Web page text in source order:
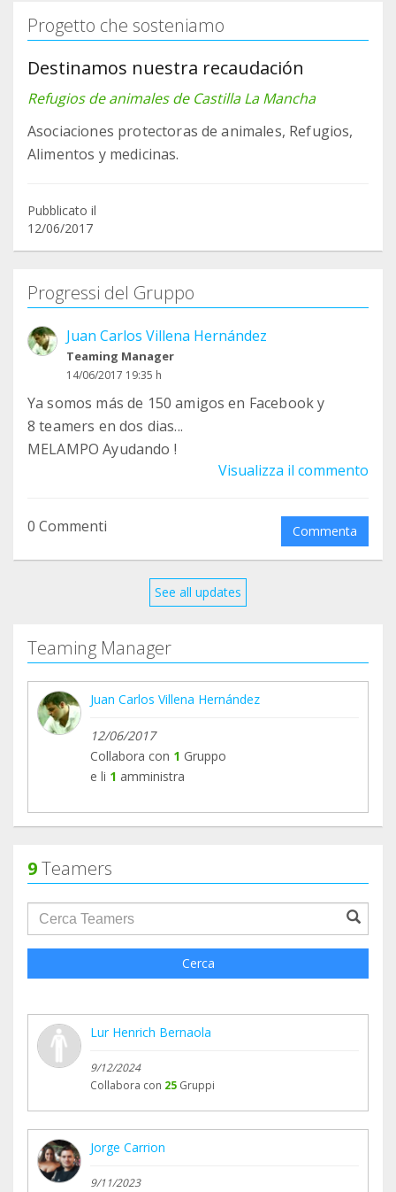
Progetto che sosteniamo
Destinamos nuestra recaudación
Refugios de animales de Castilla La Mancha
Asociaciones protectoras de animales, Refugios,
Alimentos y medicinas.
Pubblicato il
12/06/2017
Progressi del Gruppo
Juan Carlos Villena Hernández
Teaming Manager
14/06/2017 19:35 h
Ya somos más de 150 amigos en Facebook y
8 teamers en dos dias...
MELAMPO Ayudando !
Visualizza il commento
0 Commenti Commenta
See all updates
Teaming Manager
Juan Carlos Villena Hernández
12/06/2017
Collabora con 1 Gruppo
e li 1 amministra
9Teamers
groupProfile.searchForm.search.text???
Cerca
Lur Henrich Bernaola
9/12/2024
Collabora con 25 Gruppi
Jorge Carrion
9/11/2023